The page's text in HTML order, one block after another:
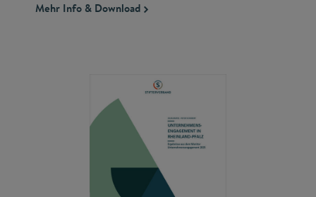
Mehr Info & Download